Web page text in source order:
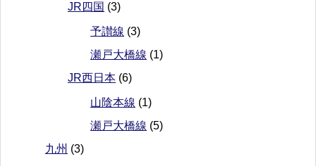
JR四国 (3)
予讃線 (3)
瀬戸大橋線 (1)
JR西日本 (6)
山陰本線 (1)
瀬戸大橋線 (5)
九州 (3)